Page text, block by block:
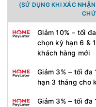
(SỬ DỤNG KHI XÁC
Giảm 10% – tối
chọn kỳ hạn 6 &
khách hàng mới
Giảm 3% – tối
hạn 3 tháng cho
Giảm 3% – tối